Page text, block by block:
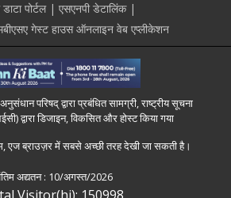
पोर्टल
एसएनपी डेटालिंक
गेस्ट हाउस ऑनलाइन वेब एप्लीकेशन
परिषद् द्वारा प्रबंधित सामग्री, राष्ट्रीय सूचना
द्वारा डिजाइन, विकसित और होस्ट किया गया
एज ब्राउज़र में सबसे अच्छी तरह देखी जा सकती है।
अद्यतन : 10/अगस्त/2026